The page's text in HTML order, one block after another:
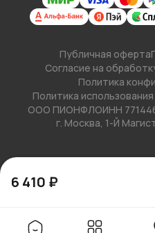
6 410 ₽
Публичная оферта
Согласие на
Политика
Политика
ООО ПИОНФЛОИНН
г. Москва, 1-Й